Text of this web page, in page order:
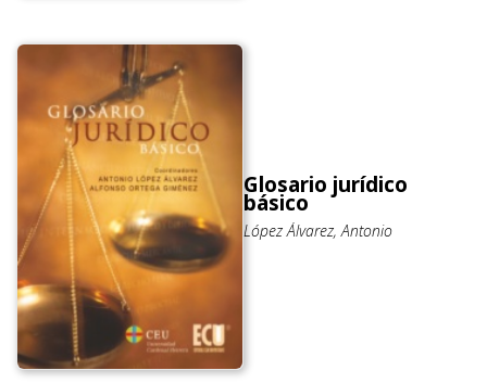
Glosario jurídico
básico
López Álvarez, Antonio